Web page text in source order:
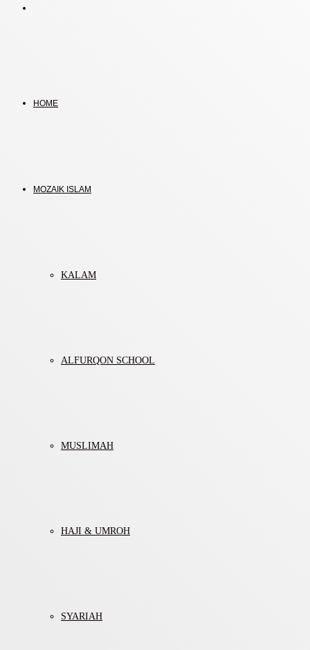
HOME
MOZAIK ISLAM
KALAM
ALFURQON SCHOOL
MUSLIMAH
HAJI & UMROH
SYARIAH